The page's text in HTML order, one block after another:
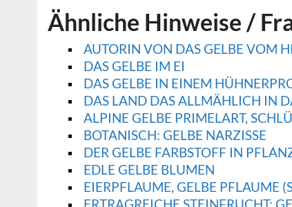
Ähnliche Hinweise /
AUTORIN VON DAS GELBE VOM
DAS GELBE IM EI
DAS GELBE IN EINEM
DAS LAND DAS ALLMÄHLICH IN
ALPINE GELBE PRIMELART,
BOTANISCH: GELBE NARZISSE
DER GELBE FARBSTOFF IN
EDLE GELBE BLUMEN
EIERPFLAUME, GELBE PFLAUME